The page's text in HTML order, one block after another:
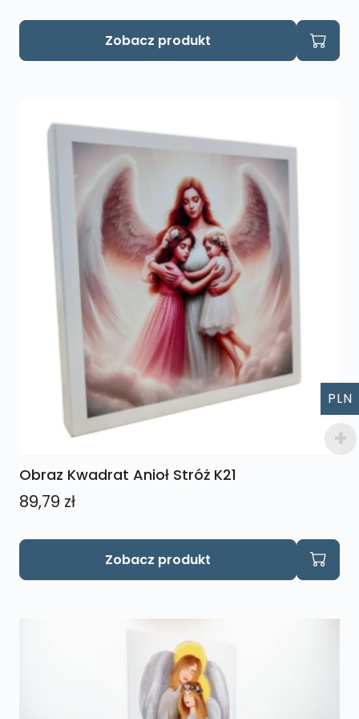
Zobacz produkt
Obraz Kwadrat Anioł Stróż K21
89,79 zł
Zobacz produkt
PLN